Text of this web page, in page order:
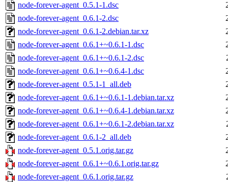
node-forever-agent_0.5.1-1.dsc
node-forever-agent_0.6.1-2.dsc
node-forever-agent_0.6.1-2.debian.tar.xz
node-forever-agent_0.6.1+~0.6.1-1.dsc
node-forever-agent_0.6.1+~0.6.1-2.dsc
node-forever-agent_0.6.1+~0.6.4-1.dsc
node-forever-agent_0.5.1-1_all.deb
node-forever-agent_0.6.1+~0.6.1-1.debian.tar.xz
node-forever-agent_0.6.1+~0.6.4-1.debian.tar.xz
node-forever-agent_0.6.1+~0.6.1-2.debian.tar.xz
node-forever-agent_0.6.1-2_all.deb
node-forever-agent_0.5.1.orig.tar.gz
node-forever-agent_0.6.1+~0.6.1.orig.tar.gz
node-forever-agent_0.6.1.orig.tar.gz